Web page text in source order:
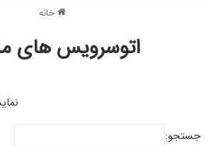
خانه
اتوسرویس های
جستجو: